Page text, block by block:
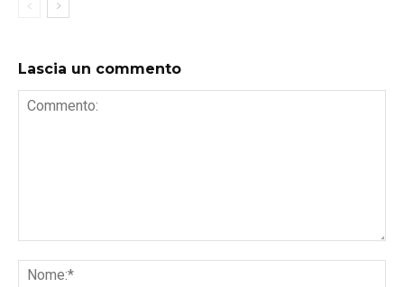
Lascia un commento